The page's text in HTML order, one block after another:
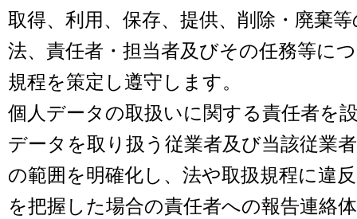
取得、利用、保存、提供、削除・廃棄
法、責任者・担当者及びその任務等に
規程を策定し遵守します。
個人データの取扱いに関する責任者を
データを取り扱う従業者及び当該従業
の範囲を明確化し、法や取扱規程に違
を把握した場合の責任者への報告連絡